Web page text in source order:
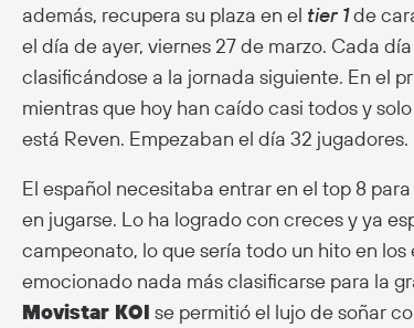
además, recupera su plaza en el tier 1de
el día de ayer, viernes 27 de marzo. Cada
clasificándose a la jornada siguiente. En el
mientras que hoy han caído casi todos y
está Reven. Empezaban el día 32 jugadores.
El español necesitaba entrar en el top 8
en jugarse. Lo ha logrado con creces y ya
campeonato, lo que sería todo un hito en
emocionado nada más clasificarse para la
Movistar KOI se permitió el lujo de soñar